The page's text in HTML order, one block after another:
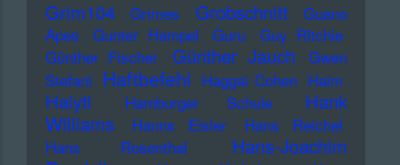
Grim104 Grimes Grobschnitt
Guano
Apes
Gunter Hampel Guru
Guy Ritchie
Günther Fischer
Günther Jauch
Gwen
Stefani Haftbefehl Haggai Cohen Haim
Haiyti Hamburger Schule
Hank
Williams
Hanns Eisler
Hans Reichel
Hans Rosenthal
Hans-Joachim